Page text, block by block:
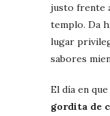
justo frente
templo. Da
lugar
sabores
El día en
gordita de